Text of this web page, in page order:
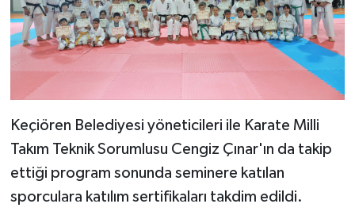
Keçiören Belediyesi yöneticileri ile Karate Milli
Takım Teknik Sorumlusu Cengiz Çınar'ın da takip
ettiği program sonunda seminere katılan
sporculara katılım sertifikaları takdim edildi.